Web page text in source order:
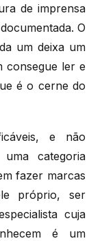
de imprensa
O
um deixa um
consegue ler e
é o cerne do
e não
categoria
fazer marcas
próprio, ser
cuja
é um